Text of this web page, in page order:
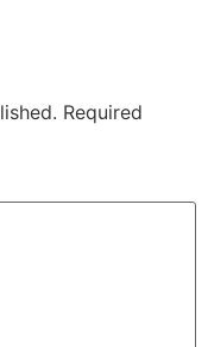
Required